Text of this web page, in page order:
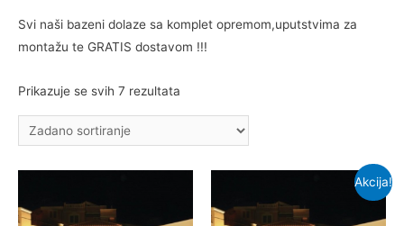
Svi naši bazeni dolaze sa komplet opremom,uputstvima za
montažu te GRATIS dostavom !!!
Prikazuje se svih 7 rezultata
Akcija!